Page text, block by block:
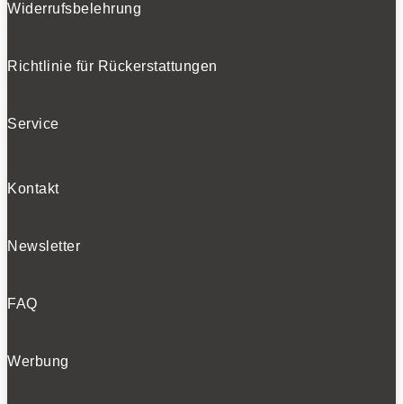
Widerrufsbelehrung
Richtlinie für Rückerstattungen
Service
Kontakt
Newsletter
FAQ
Werbung